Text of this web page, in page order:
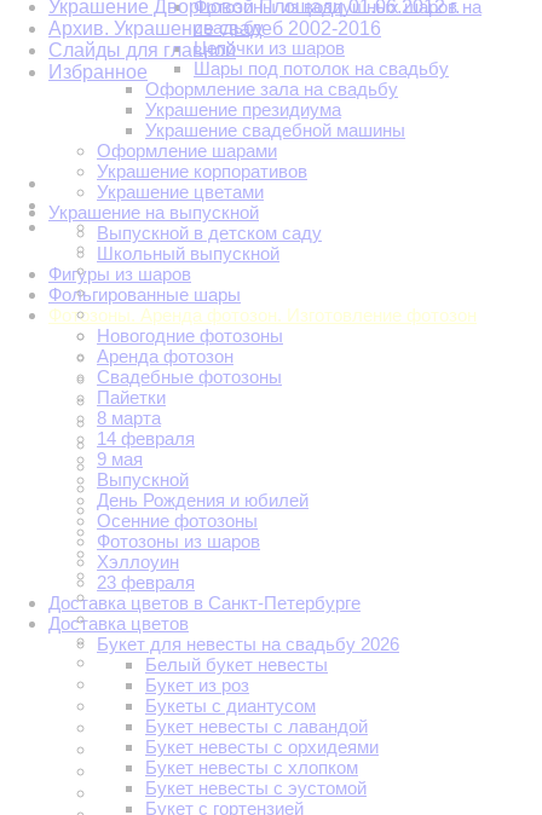
Фотозоны из воздушных шаров на
свадьбу
Цепочки из шаров
Шары под потолок на свадьбу
Оформление зала на свадьбу
Украшение президиума
Украшение свадебной машины
Оформление шарами
Украшение корпоративов
Украшение цветами
Украшение на выпускной
Выпускной в детском саду
Школьный выпускной
Фигуры из шаров
Фольгированные шары
Фотозоны. Аренда фотозон. Изготовление фотозон
Новогодние фотозоны
Аренда фотозон
Свадебные фотозоны
Пайетки
8 марта
14 февраля
9 мая
Выпускной
День Рождения и юбилей
Осенние фотозоны
Фотозоны из шаров
Хэллоуин
23 февраля
Доставка цветов в Санкт-Петербурге
Доставка цветов
Букет для невесты на свадьбу 2026
Белый букет невесты
Букет из роз
Букеты с диантусом
Букет невесты с лавандой
Букет невесты с орхидеями
Букет невесты с хлопком
Букет невесты с эустомой
Букет с гортензией
Украшение Дворцовой Площади 01.06.2012 г.
Архив. Украшение свадеб 2002-2016
Слайды для главной
Избранное